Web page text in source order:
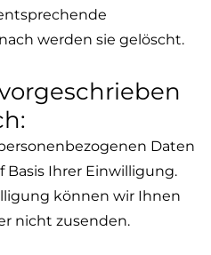
werden sie gelöscht.
Daten
Basis Ihrer Einwilligung.
können wir Ihnen
nicht zusenden.